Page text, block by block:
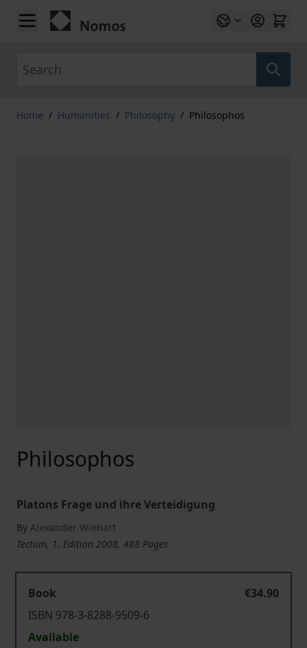
Skip to Content
Home / Humanities / Philosophy / Philosophos
Philosophos
Platons Frage und ihre Verteidigung
By Alexander Wiehart
Tectum, 1. Edition 2008, 488 Pages
Book
€34.90
ISBN 978-3-8288-9509-6
Available